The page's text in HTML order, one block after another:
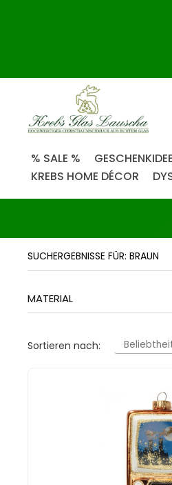
Barrierefreiheitsmenü
I,
springen.
(alt + i)% SALE %
KREBS HOME DÉCOR
SUCHERGEBNISSE FÜR: BRAUN
MATERIAL
Sortieren nach: